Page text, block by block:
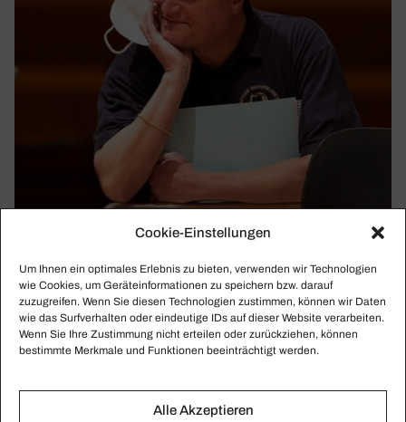
Cookie-Einstellungen
Um Ihnen ein optimales Erlebnis zu bieten, verwenden wir Technologien
wie Cookies, um Geräteinformationen zu speichern bzw. darauf
zuzugreifen. Wenn Sie diesen Technologien zustimmen, können wir Daten
wie das Surfverhalten oder eindeutige IDs auf dieser Website verarbeiten.
Wenn Sie Ihre Zustimmung nicht erteilen oder zurückziehen, können
bestimmte Merkmale und Funktionen beeinträchtigt werden.
Alle Akzeptieren
Phil­har­mo­ni­scher „Spritzer“, Thie­le­mann
schüttet den Rubikon zu, und Gerhaher
hadert mit dem Gericht
Christian Gerhaher zur Abweisung der Klage, der Toleranz-